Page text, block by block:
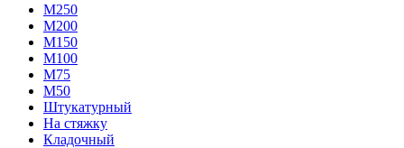
М250
М200
М150
М100
М75
М50
Штукатурный
На стяжку
Кладочный